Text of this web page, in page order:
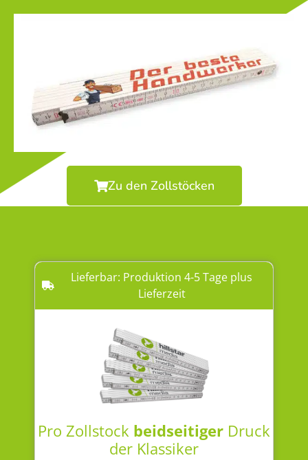
Zu den Zollstöcken
Lieferbar: Produktion 4-5 Tage plus
Lieferzeit
Pro Zollstock beidseitiger Druck
der Klassiker